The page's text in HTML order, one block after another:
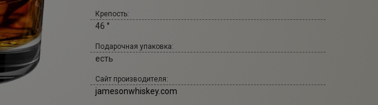
Крепость:
46 °
Подарочная упаковка:
есть
Сайт производителя:
jamesonwhiskey.com